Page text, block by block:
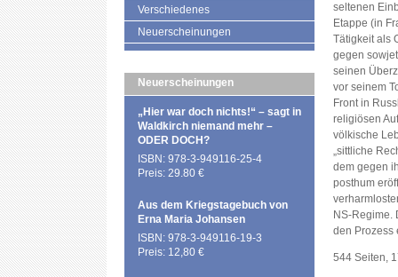
Verschiedenes
Neuerscheinungen
Neuerscheinungen
„Hier war doch nichts!“ – sagt in
Waldkirch niemand mehr –
ODER DOCH?
ISBN: 978-3-949116-25-4
Preis: 29.80 €
Aus dem Kriegstagebuch von
Erna Maria Johansen
ISBN: 978-3-949116-19-3
Preis: 12,80 €
seltenen
Etappe (in
Tätigkeit als
gegen
seinen
vor seinem
Front in
religiösen
völkische
„sittliche
dem gegen
posthum
NS-Regime.
den Prozess
544 Seiten,